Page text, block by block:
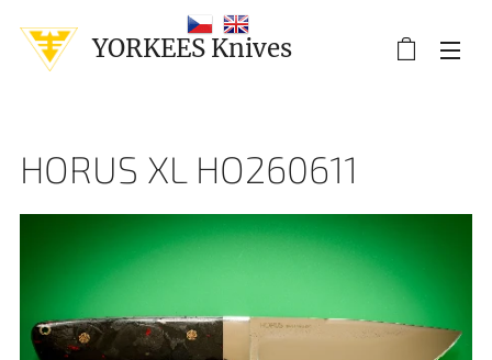
YORKEES Knives
HORUS XL HO260611